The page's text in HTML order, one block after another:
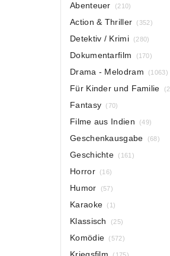
Abenteuer (210)
Action & Thriller (352)
Detektiv / Krimi (280)
Dokumentarfilm (170)
Drama - Melodram (1063)
Für Kinder und Familie
Fantasy (70)
Filme aus Indien (49)
Geschenkausgabe (68)
Geschichte (161)
Horror (16)
Humor (57)
Karaoke (1)
Klassisch (25)
Komödie (572)